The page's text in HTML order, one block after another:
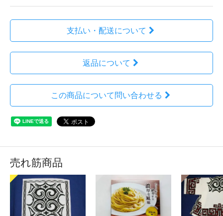
支払い・配送について
返品について
この商品について問い合わせる
売れ筋商品